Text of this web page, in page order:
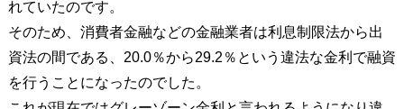
れていたのです。
そのため、消費者金融などの金融業者は利息制限法から出
資法の間である、20.0％から29.2％という違法な金利で融資
を行うことになったのでした。